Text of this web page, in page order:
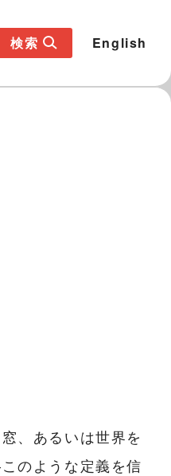
検索 English
、あるいは世界を
のような定義を信